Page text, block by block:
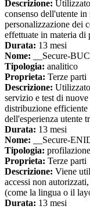
Descrizione:
consenso dell'utente
personalizzazione dei
effettuate in materia di
Durata: 13 mesi
Nome: __Secure-
Tipologia: analitico
Proprieta: Terze parti
Descrizione:
servizio e test di
distribuzione
dell'esperienza utente
Durata: 13 mesi
Nome: __Secure-
Tipologia: profilazione
Proprieta: Terze parti
Descrizione: Viene
accessi non
(come la lingua o il
Durata: 13 mesi